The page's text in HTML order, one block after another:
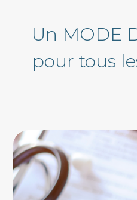
Un MODE
pour tous